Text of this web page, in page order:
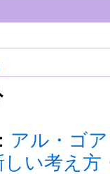
アル・ゴ
い考え方